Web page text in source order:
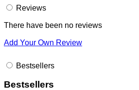
Reviews
There have been no reviews
Add Your Own Review
Bestsellers
Bestsellers